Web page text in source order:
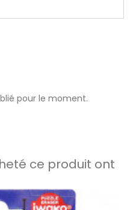
pour le moment.
ce produit ont